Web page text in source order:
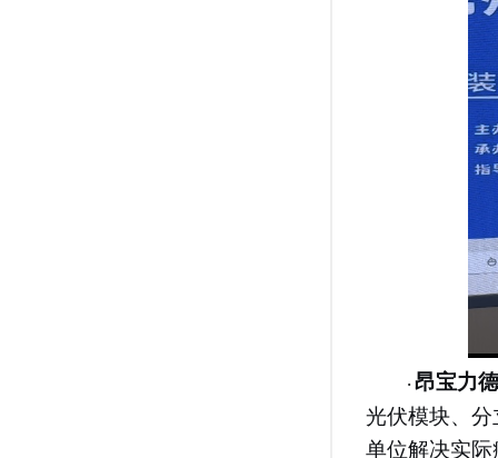
·昂宝力
光伏模块、
单位解决实